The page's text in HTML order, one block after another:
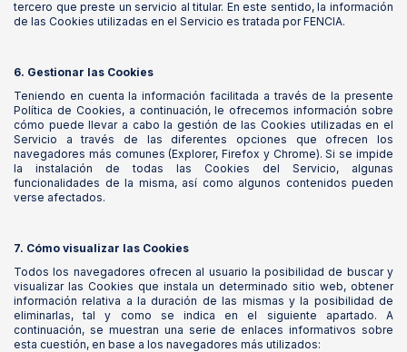
tercero que preste un servicio al titular. En este sentido, la información
de las Cookies utilizadas en el Servicio es tratada por FENCIA.
6. Gestionar las Cookies
Teniendo en cuenta la información facilitada a través de la presente
Política de Cookies, a continuación, le ofrecemos información sobre
cómo puede llevar a cabo la gestión de las Cookies utilizadas en el
Servicio a través de las diferentes opciones que ofrecen los
navegadores más comunes (Explorer, Firefox y Chrome). Si se impide
la instalación de todas las Cookies del Servicio, algunas
funcionalidades de la misma, así como algunos contenidos pueden
verse afectados.
7. Cómo visualizar las Cookies
Todos los navegadores ofrecen al usuario la posibilidad de buscar y
visualizar las Cookies que instala un determinado sitio web, obtener
información relativa a la duración de las mismas y la posibilidad de
eliminarlas, tal y como se indica en el siguiente apartado. A
continuación, se muestran una serie de enlaces informativos sobre
esta cuestión, en base a los navegadores más utilizados: